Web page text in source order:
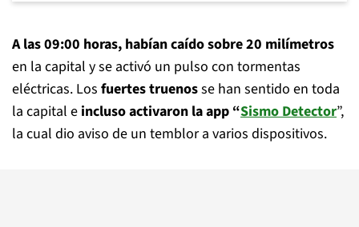
A las 09:00 horas, habían caído sobre 20 milímetros
en la capital y se activó un pulso con tormentas
eléctricas. Los fuertes truenosse han sentido en toda
la capital e incluso activaron la app “Sismo Detector”,
la cual dio aviso de un temblor a varios dispositivos.